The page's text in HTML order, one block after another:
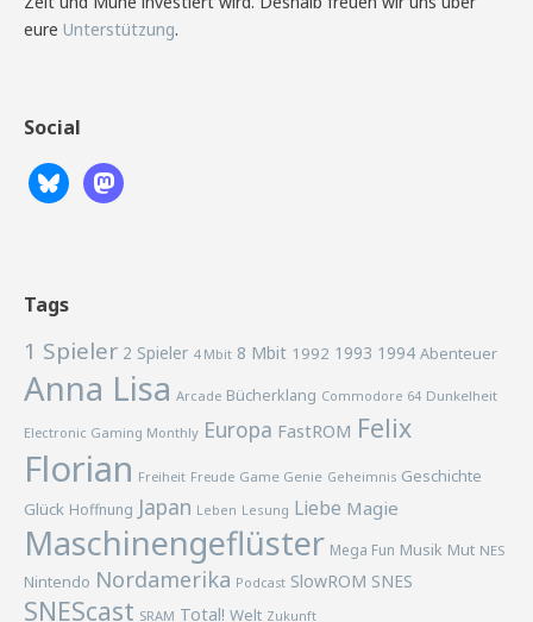
eure Unterstützung.
Social
Tags
1 Spieler 2 Spieler 4 Mbit 8 Mbit 1992 1993 1994 Abenteuer
Anna Lisa Arcade Bücherklang Commodore 64 Dunkelheit
Electronic Gaming Monthly Europa FastROM Felix
Florian Freiheit Freude Game Genie Geheimnis Geschichte
Glück Hoffnung Japan Leben Lesung Liebe Magie
Maschinengeflüster Mega Fun Musik Mut NES
Nintendo Nordamerika Podcast SlowROM SNES
SNEScast SRAM Total! Welt Zukunft